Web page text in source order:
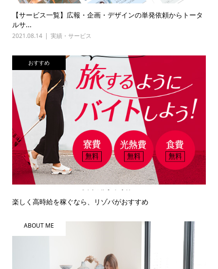
【サービス一覧】広報・企画・デザインの単発依頼からトータ
ルサ...
2021.08.14 実績・サービス
おすすめ
楽しく高時給を稼ぐなら、リゾバがおすすめ
ABOUT ME